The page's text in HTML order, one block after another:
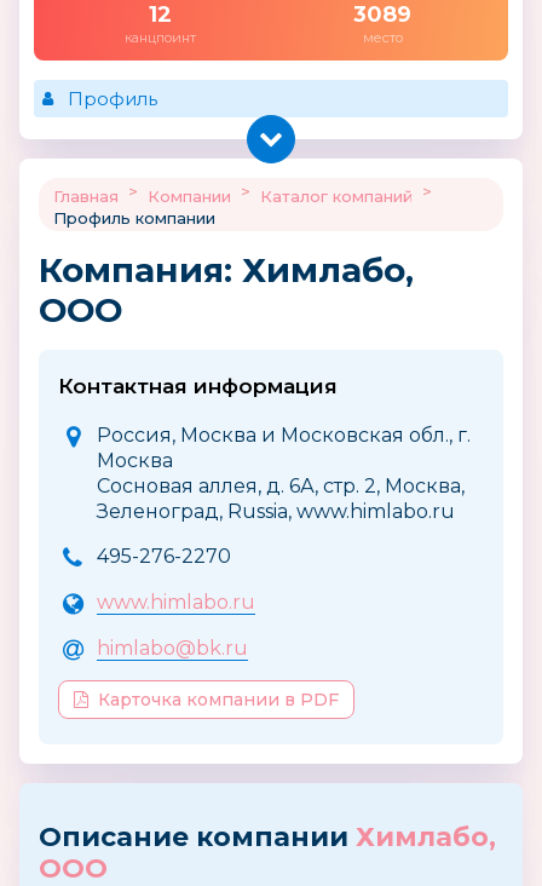
12
канцпоинт
3089
место
Профиль
Главная > Компании > Каталог компаний
>
Профиль компании
Компания: Химлабо,
ООО
Контактная информация
Россия, Москва и Московская обл., г.
Москва
Сосновая аллея, д. 6А, стр. 2, Москва,
Зеленоград, Russia, www.himlabo.ru
495-276-2270
www.himlabo.ru
himlabo@bk.ru
Карточка компании в PDF
Описание компании Химлабо,
ООО